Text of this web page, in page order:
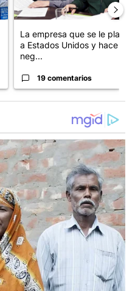
La empresa que se le plantó
a Estados Unidos y hace
neg...
19 comentarios